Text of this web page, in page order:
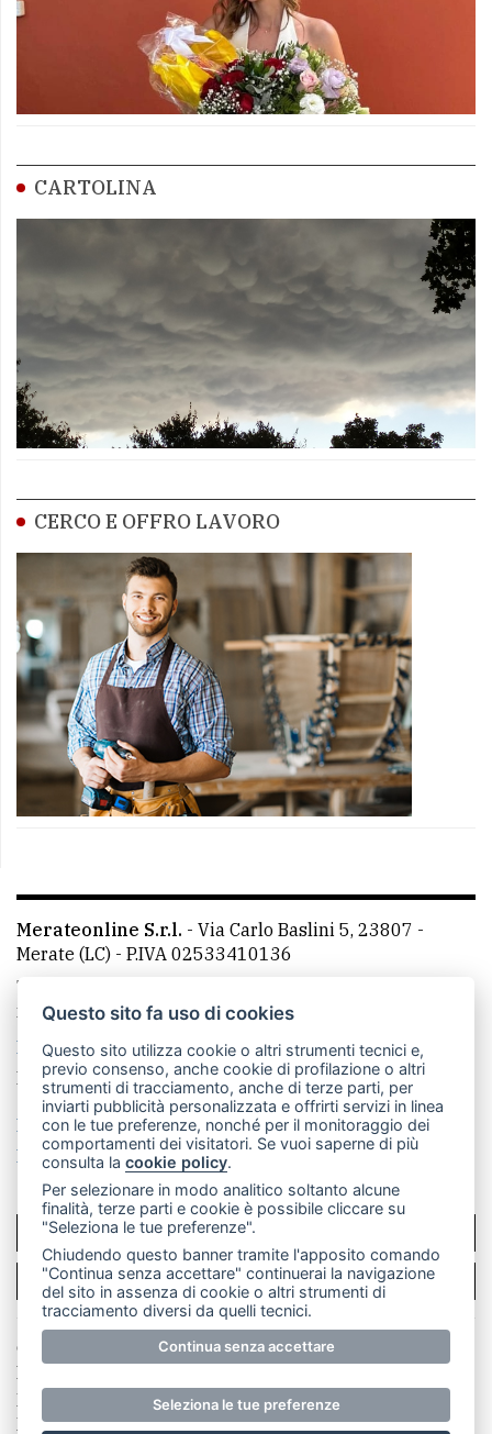
CARTOLINA
CERCO E OFFRO LAVORO
Merateonline S.r.l. - Via Carlo Baslini 5, 23807 -
Merate (LC) - P.IVA 02533410136
Telefono:
mail: redazione@merateonline.it
La redazione
CasateOnline LeccoOnline
RSS
Made by VIP
Privacy policy
Cookie policy
Rivedi le tue scelte sui cookie
SCRIVICI
PER LA TUA PUBBLICITÀ
© Copyright Merateonline S.r.l. - Tutti i diritti riservati.
E' proibita la riproduzione e pubblicazione anche
parziale di testi, articoli e immagini senza la
preventiva autorizzazione scritta dell'editore. RI Lecco
Questo sito fa uso di cookies
Questo sito utilizza cookie o altri strumenti tecnici e,
previo consenso, anche cookie di profilazione o altri
strumenti di tracciamento, anche di terze parti, per
inviarti pubblicità personalizzata e offrirti servizi in linea
con le tue preferenze, nonché per il monitoraggio dei
comportamenti dei visitatori. Se vuoi saperne di più
consulta lacookie policy.
Per selezionare in modo analitico soltanto alcune
finalità, terze parti e cookie è possibile cliccare su
"Seleziona le tue preferenze".
Chiudendo questo banner tramite l'apposito comando
"Continua senza accettare" continuerai la navigazione
del sito in assenza di cookie o altri strumenti di
tracciamento diversi da quelli tecnici.
Continua senza accettare
Seleziona le tue preferenze